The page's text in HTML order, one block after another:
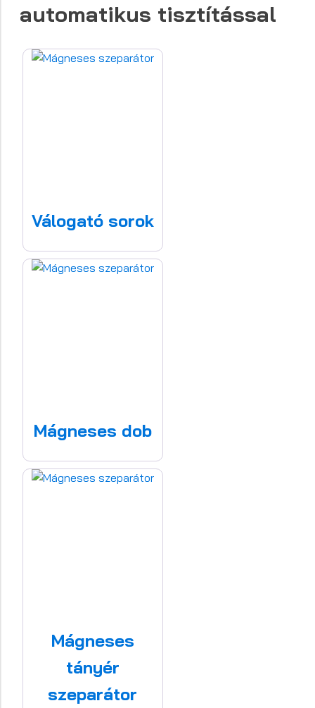
automatikus tisztítással
Válogató sorok
Mágneses dob
Mágneses
tányér
szeparátor